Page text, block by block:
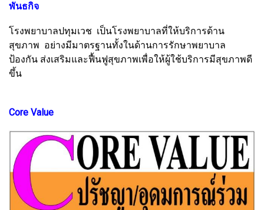
พันธกิจ
โรงพยาบาลปทุมเวช เป็นโรงพยาบาลที่ให้บริการด้าน
สุขภาพ อย่างมีมาตรฐานทั้งในด้านการรักษาพยาบาล
ป้องกัน ส่งเสริมและฟื้นฟูสุขภาพเพื่อให้ผู้ใช้บริการมีสุขภาพดี
ขึ้น
Core Value